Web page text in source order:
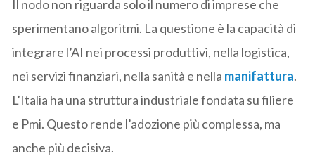
Il nodo non riguarda solo il numero di imprese che
sperimentano algoritmi. La questione è la capacità di
integrare l’AI nei processi produttivi, nella logistica,
nei servizi finanziari, nella sanità e nella manifattura.
L’Italia ha una struttura industriale fondata su filiere
e Pmi. Questo rende l’adozione più complessa, ma
anche più decisiva.